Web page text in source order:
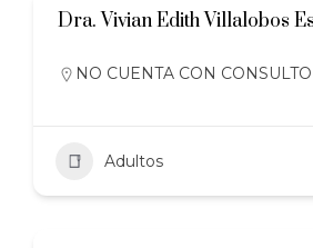
Dra. Vivian Edith Villalobos
NO CUENTA CON
Adultos